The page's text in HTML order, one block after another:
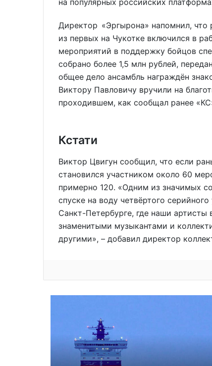
на популярных российских
Директор «Эргырона» напомнил,
из первых на Чукотке включился в
мероприятий в поддержку бойцов
собрано более 1,5 млн рублей,
общее дело ансамбль награждён
Виктору Павловичу вручили на
проходившем, как сообщал ранее
Кстати
Виктор Цвигун сообщил, что если
становился участником около 60
примерно 120. «Одним из значимых
спуске на воду четвёртого
Санкт-Петербурге, где наши
знаменитыми музыкантами и
другими», – добавил директор